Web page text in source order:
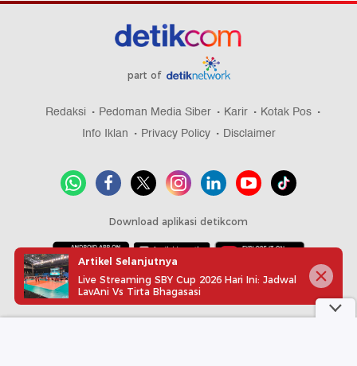
part of
Redaksi Pedoman Media Siber Karir
Kotak Pos
Info Iklan
Privacy Policy Disclaimer
Download aplikasi detikcom
Copyright @ 2026 detikcom, All right reserved
Artikel Selanjutnya
Live Streaming SBY Cup 2026 Hari Ini: Jadwal
LavAni Vs Tirta Bhagasasi